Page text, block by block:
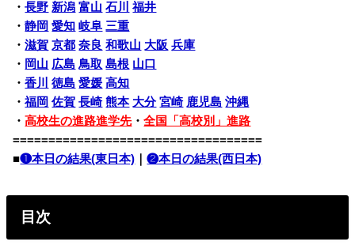
・長野 新潟 富山 石川
福井
・静岡 愛知 岐阜 三重
・滋賀 京都 奈良 和歌山 大阪 兵庫
・ 岡山 広島 鳥取 島根 山口
・香川 徳島 愛媛 高知
・福岡 佐賀 長崎 熊本 大分 宮崎 鹿児島 沖縄
・高校生の進路進学先・全国「高校別」進路
===================================
■❶本日の結果(東日本) ｜❷本日の結果(西日本)
目次